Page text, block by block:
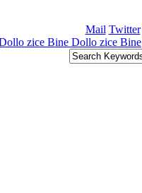
Mail Twitter
Dollo zice Bine